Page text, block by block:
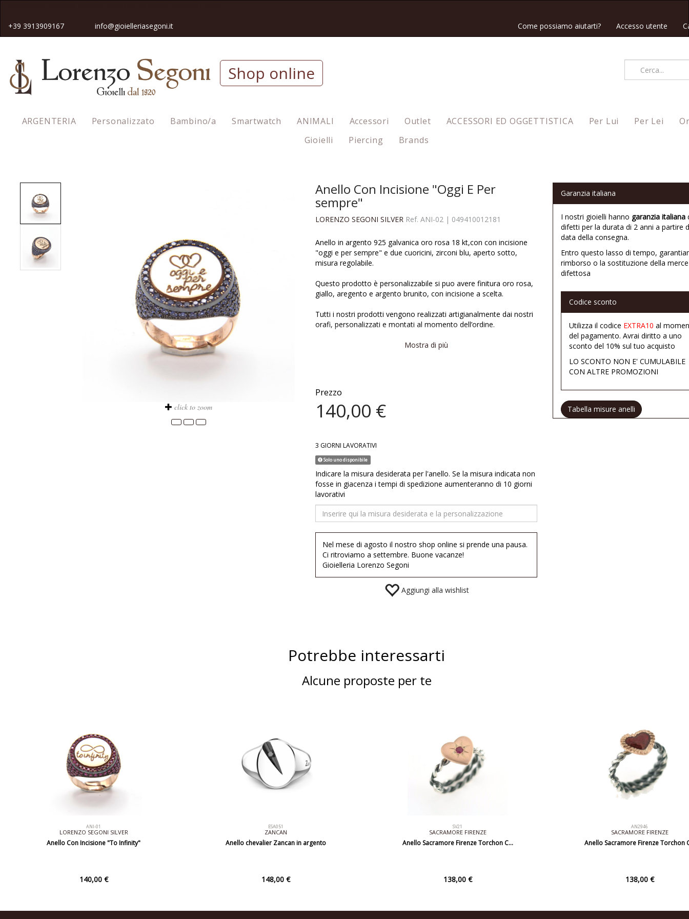
+39 3913909167 info@gioielleriasegoni.it Accesso utente
Come possiamo aiutarti?
Shop online
ARGENTERIA Personalizzato Bambino/a Smartwatch ANIMALI Accessori Outlet ACCESSORI ED OGGETTISTICA Per Lui Per Lei
Gioielli
Piercing Brands
click to zoom
Anello Con Incisione "Oggi E Per
sempre"
LORENZO SEGONI SILVER Ref. ANI-02 | 049410012181
Anello in argento 925 galvanica oro rosa 18 kt,con con incisione
"oggi e per sempre" e due cuoricini, zirconi blu, aperto sotto,
misura regolabile.
Questo prodotto è personalizzabile si puo avere finitura oro rosa,
giallo, aregento e argento brunito, con incisione a scelta.
Tutti i nostri prodotti vengono realizzati artigianalmente dai nostri
orafi, personalizzati e montati al momento dell’ordine.
Prima di effettuare l'ordine ricordatevi di specificare nel messaggio
Mostra di più
Prezzo
140,00 €
3 GIORNI LAVORATIVI
Solo uno disponibile
Indicare la misura desiderata per l'anello. Se la misura indicata non
fosse in giacenza i tempi di spedizione aumenteranno di 10 giorni
lavorativi
Nel mese di agosto il nostro shop online si prende una pausa.
Ci ritroviamo a settembre. Buone vacanze!
Gioielleria Lorenzo Segoni
Aggiungi alla wishlist
Garanzia italiana
I nostri gioielli hanno garanzia italiana
difetti per la durata di 2 anni a partire
data della consegna.
Entro questo lasso di tempo,
rimborso o la sostituzione della merce
difettosa
Codice sconto
Utilizza il codice EXTRA10 al
del pagamento. Avrai diritto a uno
sconto del 10% sul tuo acquisto
LO SCONTO NON E' CUMULABILE
CON ALTRE PROMOZIONI
Tabella misure anelli
Potrebbe interessarti
Alcune proposte per te
ANI-01
LORENZO SEGONI SILVER
Anello Con Incisione "To Infinity"
140,00 €
ESA051
ZANCAN
Anello chevalier Zancan in argento
148,00 €
SV21
SACRAMORE FIRENZE
Anello Sacramore Firenze Torchon C…
138,00 €
AN2946
SACRAMORE FIRENZE
Anello Sacramore Firenze Torchon
138,00 €